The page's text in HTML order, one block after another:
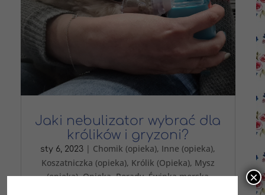
Jaki nebulizator wybrać dla
królików i gryzoni?
sty 6, 2023 | Chomik (opieka), Inne (opieka),
Koszatniczka (opieka), Królik (Opieka), Mysz
(opieka),Opieka,Porady,Świnka morska
×